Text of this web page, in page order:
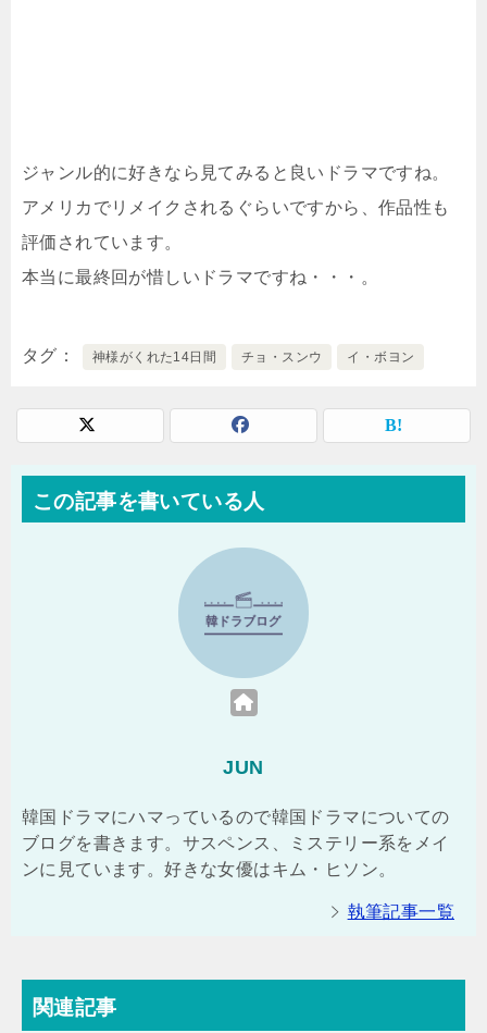
ジャンル的に好きなら見てみると良いドラマですね。
アメリカでリメイクされるぐらいですから、作品性も
評価されています。
本当に最終回が惜しいドラマですね・・・。
タグ 神様がくれた14日間 チョ・スンウ イ・ボヨン
この記事を書いている人
JUN
韓国ドラマにハマっているので韓国ドラマについての
ブログを書きます。サスペンス、ミステリー系をメイ
ンに見ています。好きな女優はキム・ヒソン。
執筆記事一覧
関連記事